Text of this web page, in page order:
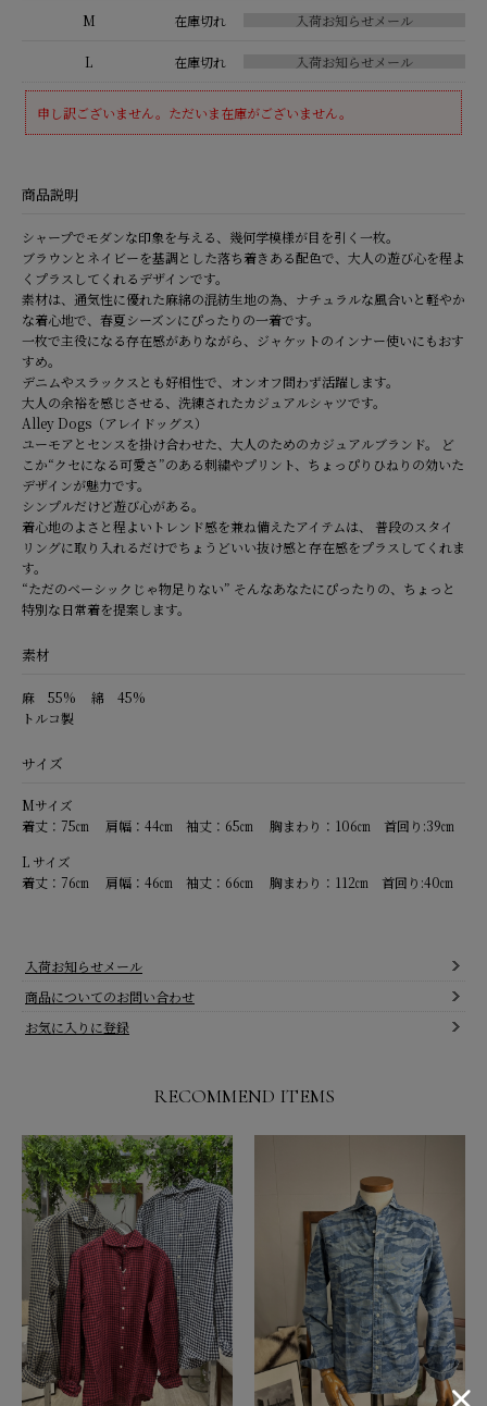
M
在庫切れ
L 在庫切れ
申し訳ございません。ただいま在庫がございません。
商品説明
シャープでモダンな印象を与える、幾何学模様が目を引く一枚。
ブラウンとネイビーを基調とした落ち着きある配色で、大人の遊び心を程よ
くプラスしてくれるデザインです。
素材は、通気性に優れた麻綿の混紡生地の為、ナチュラルな風合いと軽やか
な着心地で、春夏シーズンにぴったりの一着です。
一枚で主役になる存在感がありながら、ジャケットのインナー使いにもおす
すめ。
デニムやスラックスとも好相性で、オンオフ問わず活躍します。
大人の余裕を感じさせる、洗練されたカジュアルシャツです。
Alley Dogs（アレイドッグス）
ユーモアとセンスを掛け合わせた、大人のためのカジュアルブランド。 ど
こか“クセになる可愛さ”のある刺繍やプリント、ちょっぴりひねりの効いた
デザインが魅力です。
シンプルだけど遊び心がある。
着心地のよさと程よいトレンド感を兼ね備えたアイテムは、 普段のスタイ
リングに取り入れるだけでちょうどいい抜け感と存在感をプラスしてくれま
す。
“ただのベーシックじゃ物足りない” そんなあなたにぴったりの、ちょっと
特別な日常着を提案します。
素材
麻 55% 綿 45%
トルコ製
サイズ
Mサイズ
着丈：75㎝ 肩幅：44㎝ 袖丈：65㎝ 胸まわり：106㎝ 首回り:39㎝
L サイズ
着丈：76㎝ 肩幅：46㎝ 袖丈：66㎝ 胸まわり：112㎝ 首回り:40㎝
入荷お知らせメール
商品についてのお問い合わせ
お気に入りに登録
RECOMMEND ITEMS